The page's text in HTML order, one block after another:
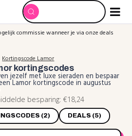
commissie wanneer je via onze deals
Kortingscode Lamor
kortingscodes
jezelf met luxe sieraden en bespaar
Lamor kortingscode in augustus
besparing: €18,24
(2) DEALS (5)